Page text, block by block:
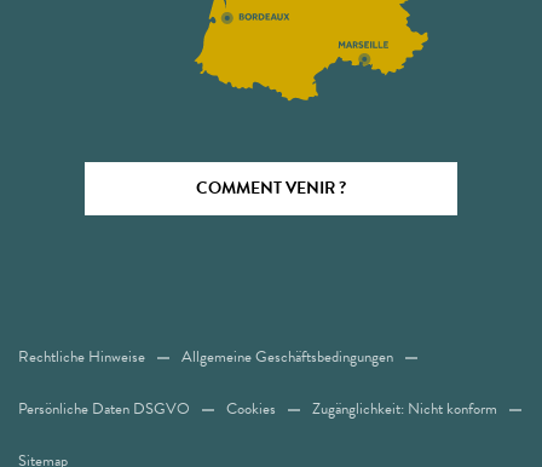
COMMENT VENIR ?
Rechtliche Hinweise Allgemeine Geschäftsbedingungen
Persönliche Daten DSGVO Cookies Zugänglichkeit: Nicht konform
Sitemap